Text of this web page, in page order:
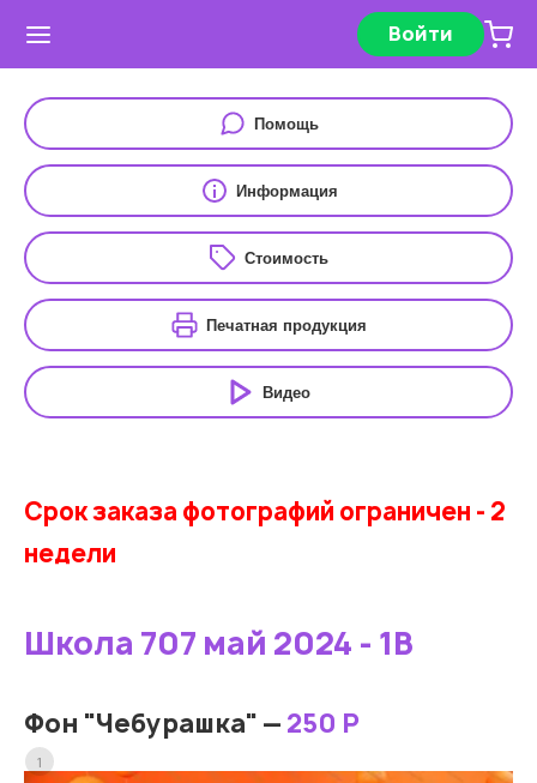
Войти
Помощь
Информация
Стоимость
Печатная продукция
Видео
Срок заказа фотографий ограничен - 2
недели
Школа 707 май 2024 - 1В
Фон "Чебурашка" — 250 Р
1